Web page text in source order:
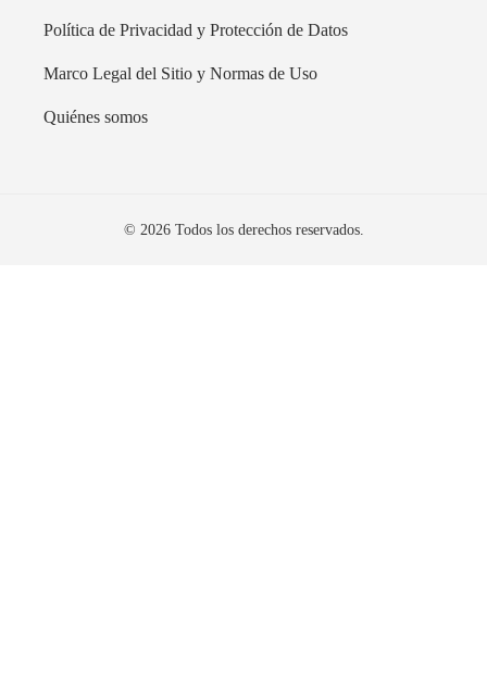
Política de Privacidad y Protección de Datos
Marco Legal del Sitio y Normas de Uso
Quiénes somos
© 2026 Todos los derechos reservados.